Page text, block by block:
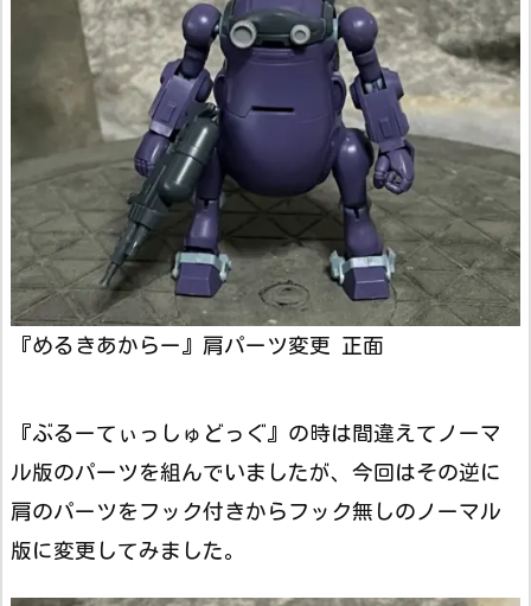
『めるきあからー』肩パーツ変更 正面
『ぶるーてぃっしゅどっぐ』の時は間違えてノーマ
ル版のパーツを組んでいましたが、今回はその逆に
肩のパーツをフック付きからフック無しのノーマル
版に変更してみました。